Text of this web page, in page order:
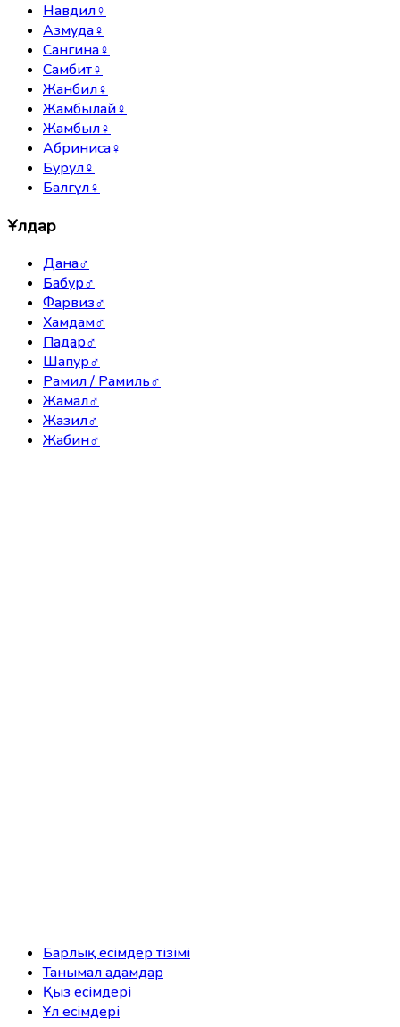
Навдил♀
Азмуда♀
Сангина♀
Самбит♀
Жанбил♀
Жамбылай♀
Жамбыл♀
Абриниса♀
Бурул♀
Балгүл♀
Ұлдар
Дана♂
Бабур♂
Фарвиз♂
Хамдам♂
Падар♂
Шапур♂
Рамил / Рамиль♂
Жамал♂
Жазил♂
Жабин♂
Барлық есімдер тізімі
Танымал адамдар
Қыз есімдері
Ұл есімдері